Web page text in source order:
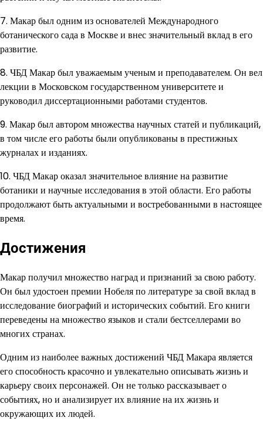
7. Макар был одним из основателей Международного
ботанического сада в Москве и внес значительный вклад в его
развитие.
8. ЧБД Макар был уважаемым ученым и преподавателем. Он вел
лекции в Московском государственном университете и
руководил диссертационными работами студентов.
9. Макар был автором множества научных статей и публикаций,
в том числе его работы были опубликованы в престижных
журналах и изданиях.
10. ЧБД Макар оказал значительное влияние на развитие
ботаники и научные исследования в этой области. Его работы
продолжают быть актуальными и востребованными в настоящее
время.
Достижения
Макар получил множество наград и признаний за свою работу.
Он был удостоен премии Нобеля по литературе за свой вклад в
исследование биографий и исторических событий. Его книги
переведены на множество языков и стали бестселлерами во
многих странах.
Одним из наиболее важных достижений ЧБД Макара является
его способность красочно и увлекательно описывать жизнь и
карьеру своих персонажей. Он не только рассказывает о
событиях, но и анализирует их влияние на их жизнь и
окружающих их людей.